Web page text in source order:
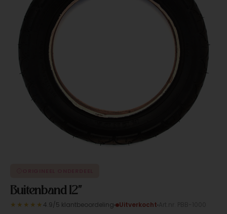
Buitenband 12"
★★★★★ 4.9/5 klantbeoordeling Uitverkocht